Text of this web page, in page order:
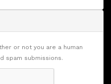
or not you are a human
spam submissions.